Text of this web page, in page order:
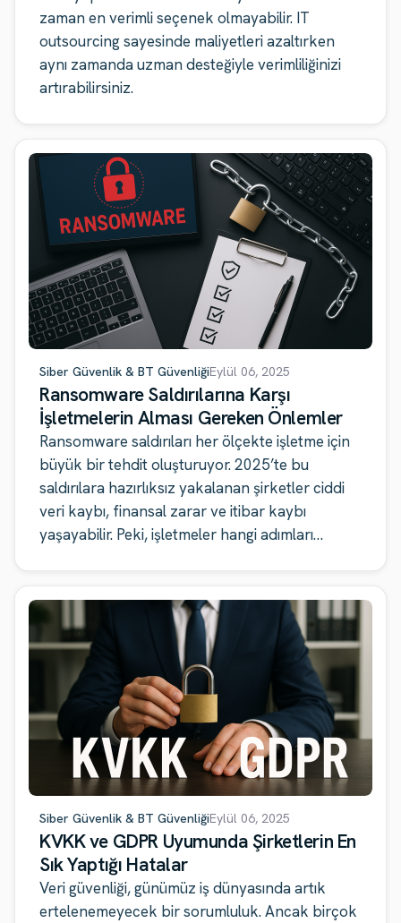
zaman en verimli seçenek olmayabilir. IT
outsourcing sayesinde maliyetleri azaltırken
aynı zamanda uzman desteğiyle verimliliğinizi
artırabilirsiniz.
Siber Güvenlik & BT GüvenliğiEylül 06, 2025
Ransomware Saldırılarına Karşı
İşletmelerin Alması Gereken Önlemler
Ransomware saldırıları her ölçekte işletme için
büyük bir tehdit oluşturuyor. 2025’te bu
saldırılara hazırlıksız yakalanan şirketler ciddi
veri kaybı, finansal zarar ve itibar kaybı
yaşayabilir. Peki, işletmeler hangi adımları
Siber Güvenlik & BT GüvenliğiEylül 06, 2025
KVKK ve GDPR Uyumunda Şirketlerin En
Sık Yaptığı Hatalar
Veri güvenliği, günümüz iş dünyasında artık
ertelenemeyecek bir sorumluluk. Ancak birçok